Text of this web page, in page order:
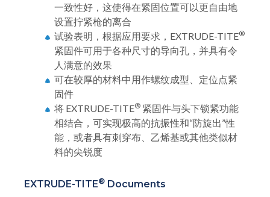
一致性好，这使得在紧固位置可以更自由地
设置拧紧枪的离合
试验表明，根据应用要求，EXTRUDE-TITE®
紧固件可用于各种尺寸的导向孔，并具有令
人满意的效果
可在较厚的材料中用作螺纹成型、定位点紧
固件
将 EXTRUDE-TITE® 紧固件与头下锁紧功能
相结合，可实现极高的抗振性和“防旋出”性
能，或者具有刺穿布、乙烯基或其他类似材
料的尖锐度
EXTRUDE-TITE® Documents